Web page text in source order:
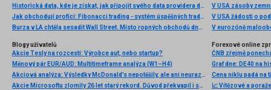
Historická data, kde je získat, jak připojit svého data providera do MultiCharts a proč je budeme potřebovat? (4. díl)
Jak obchodují profíci: Fibonacci trading - systém úspěšných traderů
Burza v LA chtěla sesadit Wall Street. Místo ropných obchodů dnes místem duní basy
V USA zásoby
V USA žádosti o
V eurozóně
Blogy uživatelů
Akcie Tesly na rozcestí: Výrobce aut, nebo startup?
Měnový pár EUR/AUD: Multitimeframe analýza (W1–H4)
Akciová analýza: Výsledky McDonald’s nepotěšily, ale ani neurazily. Jakou vizi společnost prezentovala?
Akcie Microsoftu zlomily 26 let starý rekord. Důvod překvapil i samotné investory
Forexové online
Cena niklu padá na
📈 Vítězové a